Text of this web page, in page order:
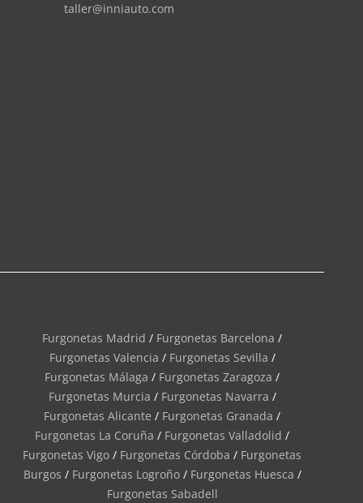
taller@inniauto.com
Furgonetas Madrid / Furgonetas Barcelona /
Furgonetas Valencia / Furgonetas Sevilla /
Furgonetas Málaga / Furgonetas Zaragoza /
Furgonetas Murcia / Furgonetas Navarra /
Furgonetas Alicante / Furgonetas Granada /
Furgonetas La Coruña / Furgonetas Valladolid /
Furgonetas Vigo / Furgonetas Córdoba / Furgonetas
Burgos / Furgonetas Logroño/ Furgonetas Huesca /
Furgonetas Sabadell